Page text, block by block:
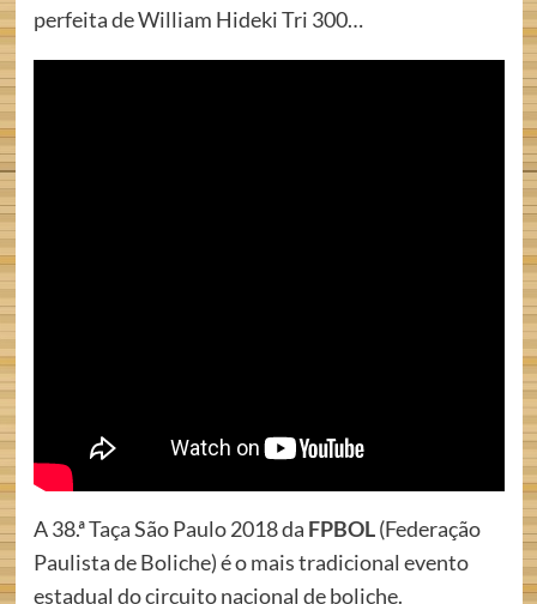
perfeita de William Hideki Tri 300…
A 38.ª Taça São Paulo 2018 da FPBOL(Federação
Paulista de Boliche) é o mais tradicional evento
estadual do circuito nacional de boliche.